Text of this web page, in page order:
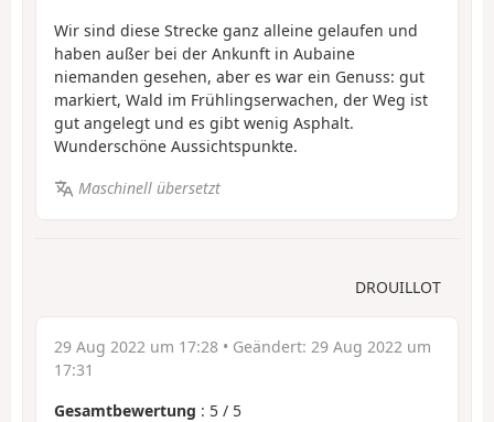
Wir sind diese Strecke ganz alleine gelaufen und
haben außer bei der Ankunft in Aubaine
niemanden gesehen, aber es war ein Genuss: gut
markiert, Wald im Frühlingserwachen, der Weg ist
gut angelegt und es gibt wenig Asphalt.
Wunderschöne Aussichtspunkte.
Maschinell übersetzt
DROUILLOT
29 Aug 2022 um 17:28 • Geändert: 29 Aug 2022 um
17:31
Gesamtbewertung : 5 / 5